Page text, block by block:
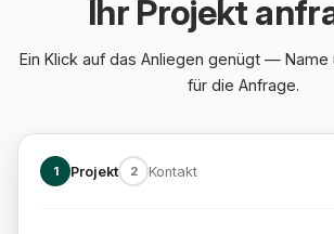
Ihr Projekt
Ein Klick auf das Anliegen genügt — Name
für die Anfrage.
1 Projekt 2 Kontakt